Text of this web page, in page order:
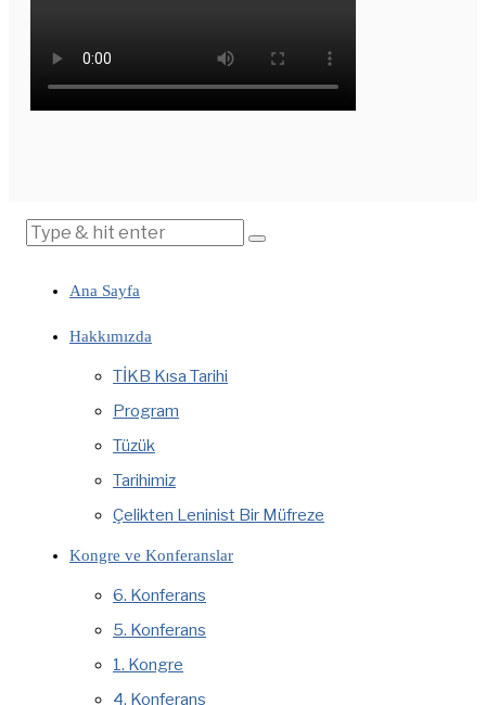
Ana Sayfa
Hakkımızda
TİKB Kısa Tarihi
Program
Tüzük
Tarihimiz
Çelikten Leninist Bir Müfreze
Kongre ve Konferanslar
6. Konferans
5. Konferans
1. Kongre
4. Konferans